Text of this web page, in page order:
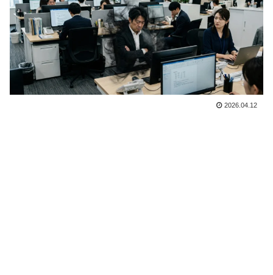
2026.04.12